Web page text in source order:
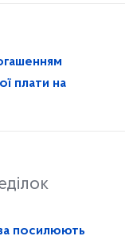
плати на
посилюють